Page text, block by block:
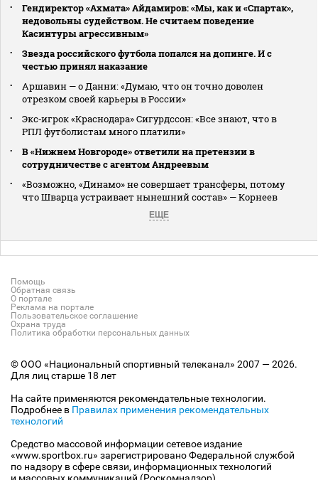
Гендиректор «Ахмата» Айдамиров: «Мы, как и «Спартак»,
недовольны судейством. Не считаем поведение
Касинтуры агрессивным»
Звезда российского футбола попался на допинге. И с
честью принял наказание
Аршавин — о Данни: «Думаю, что он точно доволен
отрезком своей карьеры в России»
Экс‑игрок «Краснодара» Сигурдссон: «Все знают, что в
РПЛ футболистам много платили»
В «Нижнем Новгороде» ответили на претензии в
сотрудничестве с агентом Андреевым
«Возможно, «Динамо» не совершает трансферы, потому
что Шварца устраивает нынешний состав» — Корнеев
ЕЩЕ
Помощь
Обратная связь
О портале
Реклама на портале
Пользовательское соглашение
Охрана труда
Политика обработки персональных данных
© ООО «Национальный спортивный телеканал» 2007 — 2026.
Для лиц старше 18 лет
На сайте применяются рекомендательные технологии.
Подробнее в Правилах применения рекомендательных
технологий
Средство массовой информации сетевое издание
«www.sportbox.ru» зарегистрировано Федеральной службой
по надзору в сфере связи, информационных технологий
и массовых коммуникаций (Роскомнадзор).